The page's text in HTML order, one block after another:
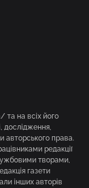
та на всіх його
дослідження,
авторського права.
редакції
творами,
газети
інших авторів